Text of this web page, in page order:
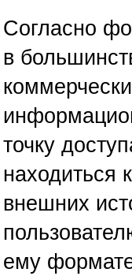
Согласно
в
точку
находиться
внешних
ему